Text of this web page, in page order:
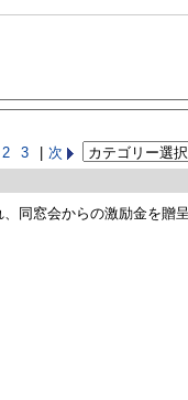
2 3
次
同窓会からの激励金を贈呈